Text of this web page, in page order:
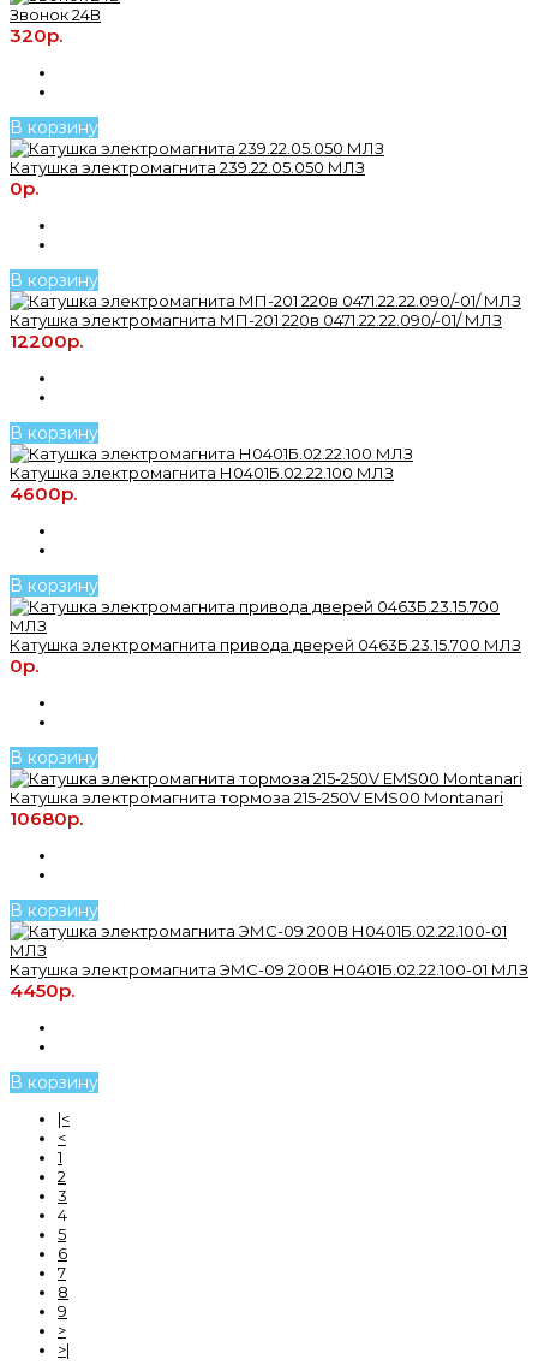
Звонок 24В
320р.
В корзину
Катушка электромагнита 239.22.05.050 МЛЗ
0р.
В корзину
Катушка электромагнита МП-201 220в 0471.22.22.090/-01/ МЛЗ
12200р.
В корзину
Катушка электромагнита Н0401Б.02.22.100 МЛЗ
4600р.
В корзину
Катушка электромагнита привода дверей 0463Б.23.15.700 МЛЗ
0р.
В корзину
Катушка электромагнита тормоза 215-250V EMS00 Montanari
10680р.
В корзину
Катушка электромагнита ЭМС-09 200В Н0401Б.02.22.100-01 МЛЗ
4450р.
В корзину
|<
<
1
2
3
4
5
6
7
8
9
>
>|